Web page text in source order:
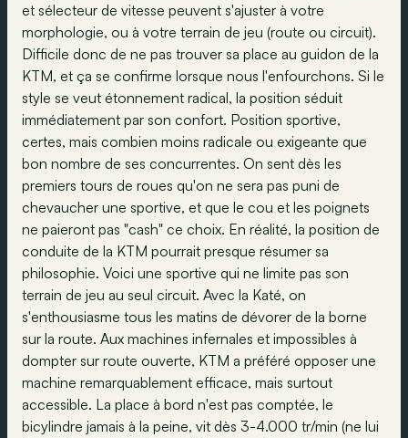
et sélecteur de vitesse peuvent s'ajuster à votre
morphologie, ou à votre terrain de jeu (route ou circuit).
Difficile donc de ne pas trouver sa place au guidon de la
KTM, et ça se confirme lorsque nous l'enfourchons. Si le
style se veut étonnement radical, la position séduit
immédiatement par son confort. Position sportive,
certes, mais combien moins radicale ou exigeante que
bon nombre de ses concurrentes. On sent dès les
premiers tours de roues qu'on ne sera pas puni de
chevaucher une sportive, et que le cou et les poignets
ne paieront pas "cash" ce choix. En réalité, la position de
conduite de la KTM pourrait presque résumer sa
philosophie. Voici une sportive qui ne limite pas son
terrain de jeu au seul circuit. Avec la Katé, on
s'enthousiasme tous les matins de dévorer de la borne
sur la route. Aux machines infernales et impossibles à
dompter sur route ouverte, KTM a préféré opposer une
machine remarquablement efficace, mais surtout
accessible. La place à bord n'est pas comptée, le
bicylindre jamais à la peine, vit dès 3-4.000 tr/min (ne lui